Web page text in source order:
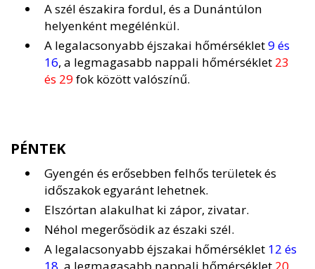
A szél északira fordul, és a Dunántúlon
helyenként megélénkül.
A legalacsonyabb éjszakai hőmérséklet9 és
16, a legmagasabb nappali hőmérséklet 23
és 29fok között valószínű.
PÉNTEK
Gyengén és erősebben felhős területek és
időszakok egyaránt lehetnek.
Elszórtan alakulhat ki zápor, zivatar.
Néhol megerősödik az északi szél.
A legalacsonyabb éjszakai hőmérséklet 12 és